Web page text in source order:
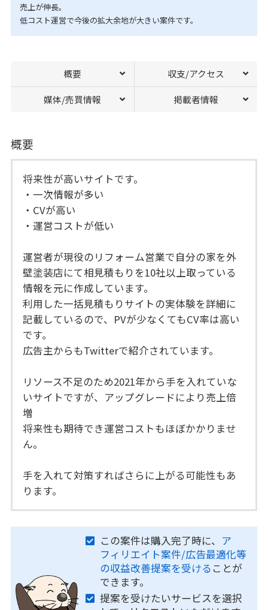
売上が伸長。
低コスト運営で今後の拡大余地が大きい案件です。
概要 収支/アクセス
媒体/売買情報 掲載者情報
概要
将来性が高いサイトです。
・一次情報が多い
・CVが高い
・運営コストが低い
運営者が現役のリフォーム営業で自分の家を外
壁塗装店にて相見積もりを10社以上取っている
情報を元に作成しています。
利用した一括見積もりサイトの実体験を詳細に
記載しているので、PVが少なくてもCV率は高い
です。
広告主からもTwitterで紹介されています。
リソース不足のため2021年から手を入れていな
いサイトですが、アップグレードにより売上倍
増
将来性も期待でき運営コストもほぼかかりませ
ん。
手を入れて対策すればさらに上がる可能性もあ
ります。
この案件は購入完了時に、 ア
フィリエイト案件/広告最適化等
の収益改善提案を受ける ことが
できます。
提案を受けたいサービスを選択